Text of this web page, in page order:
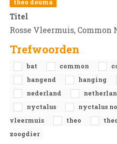
theo douma
Titel
Rosse Vleermuis,
Trefwoorden
bat common
hangend
hanging
nederland
nyctalus
nyctalus
vleermuis
theo
zoogdier